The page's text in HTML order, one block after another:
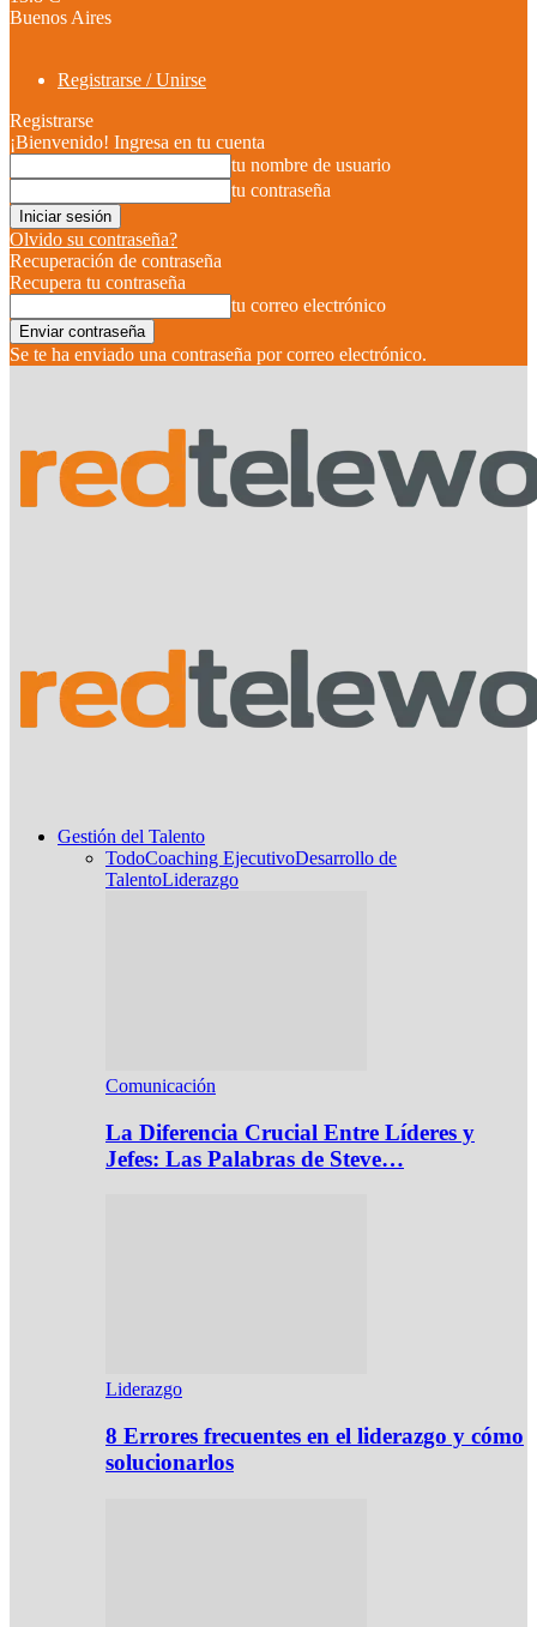
Buenos Aires
Registrarse / Unirse
Registrarse
¡Bienvenido! Ingresa en tu cuenta
tu nombre de usuario
tu contraseña
Olvido su contraseña?
Recuperación de contraseña
Recupera tu contraseña
tu correo electrónico
Se te ha enviado una contraseña por correo electrónico.
Gestión del Talento
TodoCoaching EjecutivoDesarrollo de
TalentoLiderazgo
Comunicación
La Diferencia Crucial Entre Líderes y
Jefes: Las Palabras de Steve…
Liderazgo
8 Errores frecuentes en el liderazgo y cómo
solucionarlos